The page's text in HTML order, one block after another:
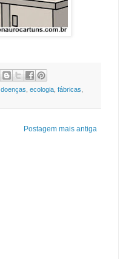
doenças ecologia, fábricas
Postagem mais antiga